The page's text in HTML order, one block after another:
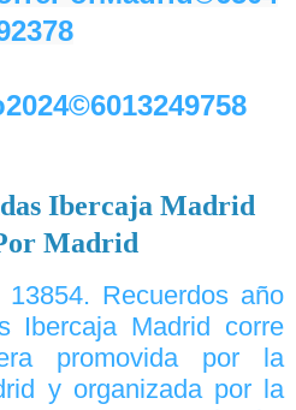
Ibercaja Madrid
Madrid
Recuerdos año
Ibercaja Madrid corre
promovida por la
y organizada por la